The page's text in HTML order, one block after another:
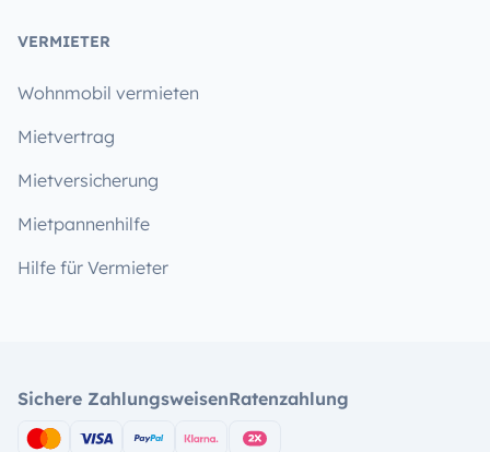
VERMIETER
Wohnmobil vermieten
Mietvertrag
Mietversicherung
Mietpannenhilfe
Hilfe für Vermieter
Sichere ZahlungsweisenRatenzahlung